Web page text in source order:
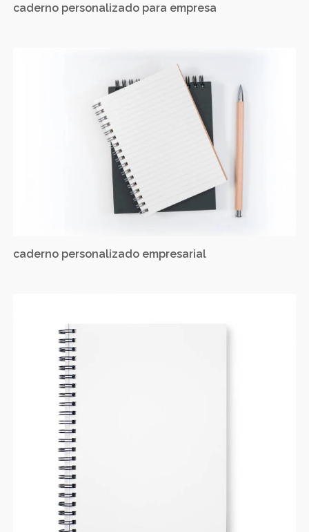
caderno personalizado para empresa
caderno personalizado empresarial